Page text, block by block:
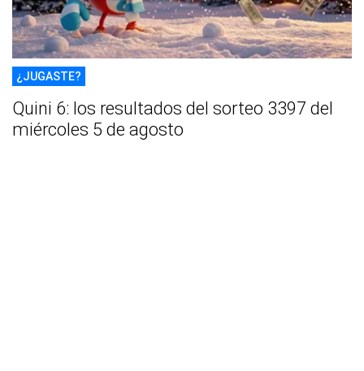
¿JUGASTE?
Quini 6: los resultados del sorteo 3397 del
miércoles 5 de agosto